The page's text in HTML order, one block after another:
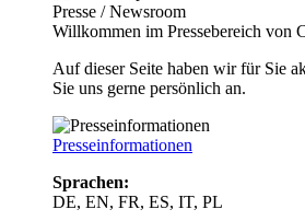
Presse / Newsroom
Willkommen im Pressebereich von
Auf dieser Seite haben wir für Sie
Sie uns gerne persönlich an.
Presseinformationen
Sprachen:
DE, EN, FR, ES, IT, PL